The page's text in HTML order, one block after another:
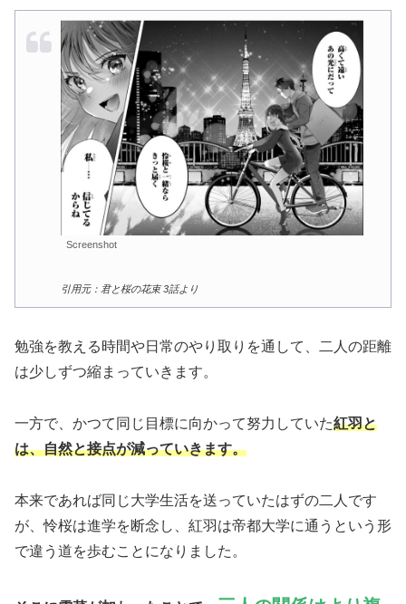
Screenshot
引用元：君と桜の花束 3話より
勉強を教える時間や日常のやり取りを通して、二人の距離
は少しずつ縮まっていきます。
一方で、かつて同じ目標に向かって努力していた紅羽と
は、自然と接点が減っていきます。
本来であれば同じ大学生活を送っていたはずの二人です
が、怜桜は進学を断念し、紅羽は帝都大学に通うという形
で違う道を歩むことになりました。